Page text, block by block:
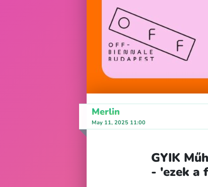
Merlin
May 11, 2025 11:00
GYIK
- 'ezek a